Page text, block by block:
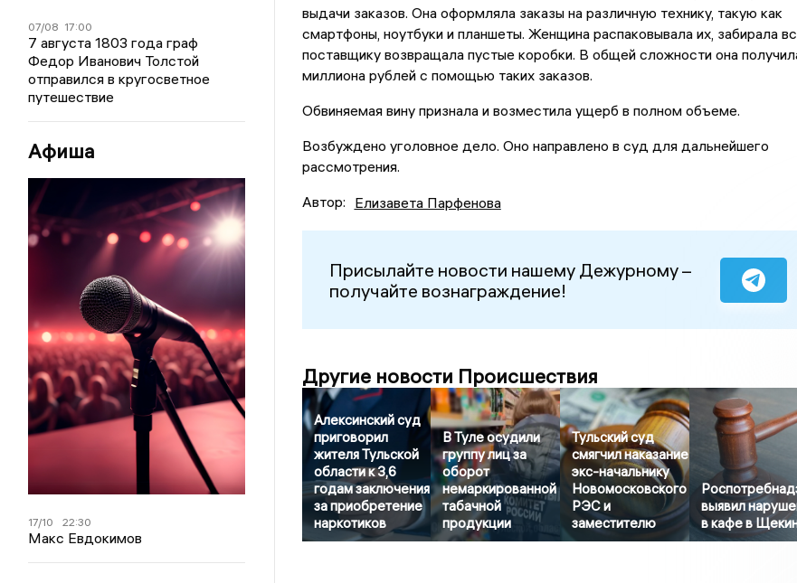
07/08 17:00
7 августа 1803 года граф
Федор Иванович Толстой
отправился в кругосветное
путешествие
Афиша
17/10 22:30
Макс Евдокимов
выдачи заказов. Она оформляла заказы на различную технику, такую как
смартфоны, ноутбуки и планшеты. Женщина распаковывала их, забирала
поставщику возвращала пустые коробки. В общей сложности она
миллиона рублей с помощью таких заказов.
Обвиняемая вину признала и возместила ущерб в полном объеме.
Возбуждено уголовное дело. Оно направлено в суд для дальнейшего
рассмотрения.
Автор: Елизавета Парфенова
Присылайте новости нашему Дежурному –
получайте вознаграждение!
Другие новости Происшествия
Алексинский суд
приговорил
жителя Тульской
области к 3,6
годам заключения
за приобретение
наркотиков
В Туле осудили
группу лиц за
оборот
немаркированной
табачной
продукции
Тульский суд
смягчил наказание
экс-начальнику
Новомосковского
РЭС и
заместителю
выявил
в кафе в